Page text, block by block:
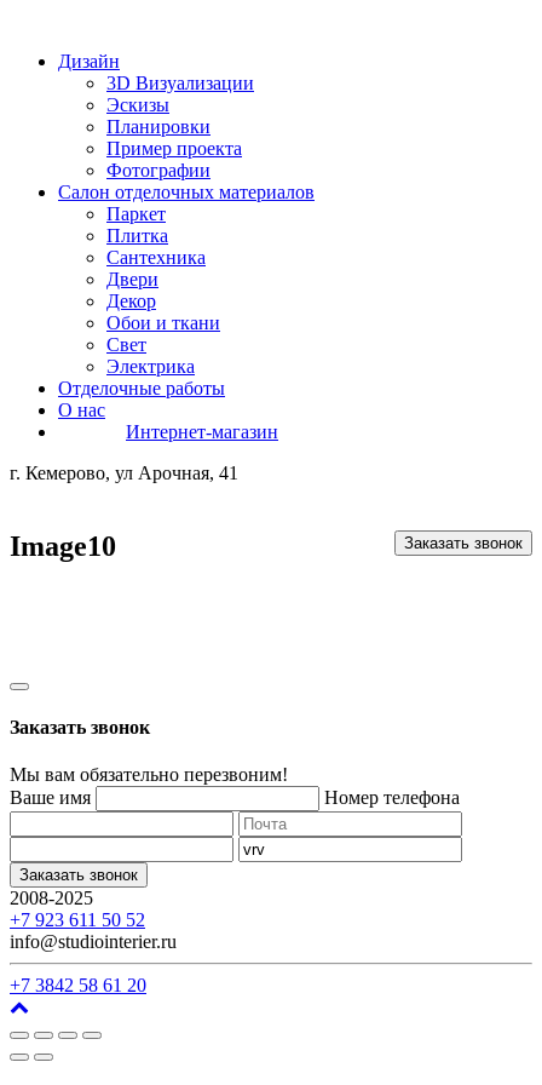
Дизайн
3D Визуализации
Эскизы
Планировки
Пример проекта
Фотографии
Салон отделочных материалов
Паркет
Плитка
Сантехника
Двери
Декор
Обои и ткани
Свет
Электрика
Отделочные работы
О нас
Интернет-магазин
г. Кемерово, ул Арочная, 41
Image10 Заказать звонок
Заказать звонок
Мы вам обязательно перезвоним!
Ваше имя
Номер телефона
Заказать звонок
2008-2025
+7 923 611 50 52
info@studiointerier.ru
+7 3842 58 61 20